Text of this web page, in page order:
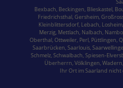
Bexbach, Beckingen, Blieskastel,
Friedrichsthal,Gersheim,
Kleinblittersdorf, Lebach, Losheim,
Merzig, Mettlach, Nalbach,
Oberthal,Ottweiler, Perl, Püttlingen,
Saarbrücken,Saarlouis,
Schmelz,Schwalbach,Spiesen-
Überherrn,Völklingen,Wadern,
Ihr Ort im Saarland